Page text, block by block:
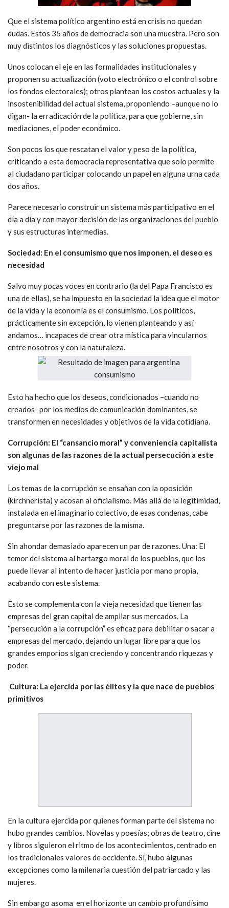
Que el sistema político argentino está en crisis no quedan
dudas. Estos 35 años de democracia son una muestra. Pero son
muy distintos los diagnósticos y las soluciones propuestas.
Unos colocan el eje en las formalidades institucionales y
proponen su actualización (voto electrónico o el control sobre
los fondos electorales); otros plantean los costos actuales y la
insostenibilidad del actual sistema, proponiendo –aunque no lo
digan- la erradicación de la política, para que gobierne, sin
mediaciones, el poder económico.
Son pocos los que rescatan el valor y peso de la política,
criticando a esta democracia representativa que solo permite
al ciudadano participar colocando un papel en alguna urna cada
dos años.
Parece necesario construir un sistema más participativo en el
día a día y con mayor decisión de las organizaciones del pueblo
y sus estructuras intermedias.
Sociedad: En el consumismo que nos imponen, el deseo es
necesidad
Salvo muy pocas voces en contrario (la del Papa Francisco es
una de ellas), se ha impuesto en la sociedad la idea que el motor
de la vida y la economía es el consumismo. Los políticos,
prácticamente sin excepción, lo vienen planteando y así
andamos… incapaces de crear otra mística para vincularnos
entre nosotros y con la naturaleza.
Esto ha hecho que los deseos, condicionados –cuando no
creados- por los medios de comunicación dominantes, se
transformen en necesidades y objetivos de la vida cotidiana.
Corrupción: El “cansancio moral” y conveniencia capitalista
son algunas de las razones de la actual persecución a este
viejo mal
Los temas de la corrupción se ensañan con la oposición
(kirchnerista) y acosan al oficialismo. Más allá de la legitimidad,
instalada en el imaginario colectivo, de esas condenas, cabe
preguntarse por las razones de la misma.
Sin ahondar demasiado aparecen un par de razones. Una: El
temor del sistema al hartazgo moral de los pueblos, que los
puede llevar al intento de hacer justicia por mano propia,
acabando con este sistema.
Esto se complementa con la vieja necesidad que tienen las
empresas del gran capital de ampliar sus mercados. La
“persecución a la corrupción” es eficaz para debilitar o sacar a
empresas del mercado, dejando un lugar libre para que los
grandes emporios sigan creciendo y concentrando riquezas y
poder.
Cultura: La ejercida por las élites y la que nace de pueblos
primitivos
En la cultura ejercida por quienes forman parte del sistema no
hubo grandes cambios. Novelas y poesías; obras de teatro, cine
y libros siguieron el ritmo de los acontecimientos, centrado en
los tradicionales valores de occidente. Sí, hubo algunas
excepciones como la milenaria cuestión del patriarcado y las
mujeres.
Sin embargo asoma en el horizonte un cambio profundísimo